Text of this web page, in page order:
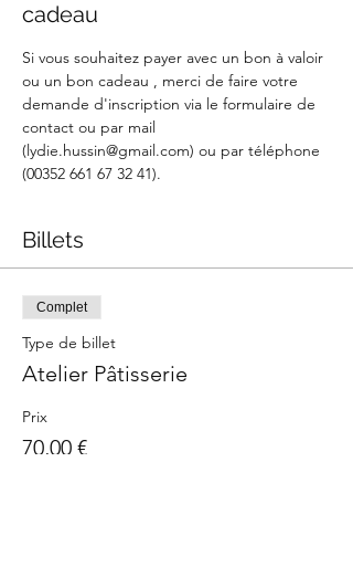
cadeau
Si vous souhaitez payer avec un bon à valoir
ou un bon cadeau , merci de faire votre
demande d'inscription via le formulaire de
contact ou par mail
(lydie.hussin@gmail.com) ou par téléphone
(00352 661 67 32 41).
Billets
Complet
Type de billet
Atelier Pâtisserie
Prix
70,00 €